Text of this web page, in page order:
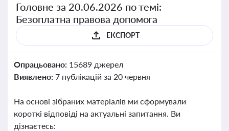
Головне за 20.06.2026 по темі:
Безоплатна правова допомога
ЕКСПОРТ
Опрацьовано: 15689 джерел
Виявлено: 7 публікацій за 20 червня
На основі зібраних матеріалів ми сформували
короткі відповіді на актуальні запитання. Ви
дізнаєтесь: